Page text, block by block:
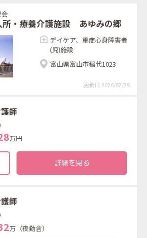
所・療養介護施設 あゆみの郷
デイケア、重症心身障害者
(児)施設
富山県富山市稲代1023
更新日 2026/07/29
師
8万円
詳細を見る
師
2万（夜勤含）